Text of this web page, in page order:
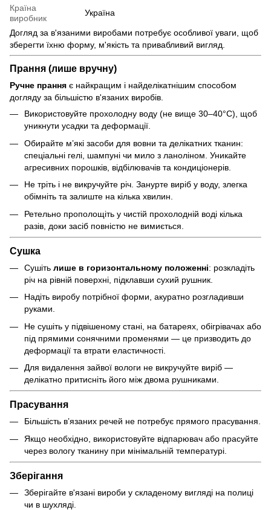
Країна
виробник
Україна
Догляд за в'язаними виробами потребує особливої уваги, щоб
зберегти їхню форму, м'якість та привабливий вигляд.
Прання (лише вручну)
Ручне прання є найкращим і найделікатнішим способом
догляду за більшістю в'язаних виробів.
Використовуйте прохолодну воду (не вище 30–40°C), щоб
уникнути усадки та деформації.
Обирайте м’які засоби для вовни та делікатних тканин:
спеціальні гелі, шампуні чи мило з ланоліном. Уникайте
агресивних порошків, відбілювачів та кондиціонерів.
Не тріть і не викручуйте річ. Занурте виріб у воду, злегка
обімніть та залиште на кілька хвилин.
Ретельно прополощіть у чистій прохолодній воді кілька
разів, доки засіб повністю не вимиється.
Сушка
Сушіть лише в горизонтальному положенні: розкладіть
річ на рівній поверхні, підклавши сухий рушник.
Надіть виробу потрібної форми, акуратно розгладивши
руками.
Не сушіть у підвішеному стані, на батареях, обігрівачах або
під прямими сонячними променями — це призводить до
деформації та втрати еластичності.
Для видалення зайвої вологи не викручуйте виріб —
делікатно притисніть його між двома рушниками.
Прасування
Більшість в’язаних речей не потребує прямого прасування.
Якщо необхідно, використовуйте відпарювач або прасуйте
через вологу тканину при мінімальній температурі.
Зберігання
Зберігайте в'язані вироби у складеному вигляді на полиці
чи в шухляді.